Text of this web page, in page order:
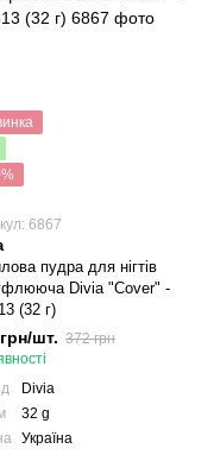
6867
пудра для нігтів
Divia "Cover" -
(32 г)
шт. 372 грн
Divia
32 g
Україна